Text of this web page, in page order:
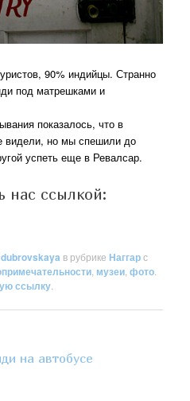
90% индийцы. Странно
под матрешками и
показалось, что в
видели, но мы спешили до
успеть еще в Ревалсар.
нас ссылкой:
dubrovskaya в рубрикеНаггарс
музеи ,фото
ссылку
на автобусе